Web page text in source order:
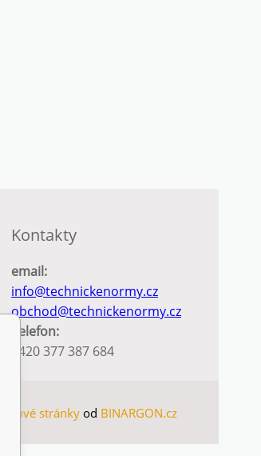
Kontakty
email:
info@technickenormy.cz
obchod@technickenormy.cz
Telefon:
+420 377 387 684
webové stránky od BINARGON.cz